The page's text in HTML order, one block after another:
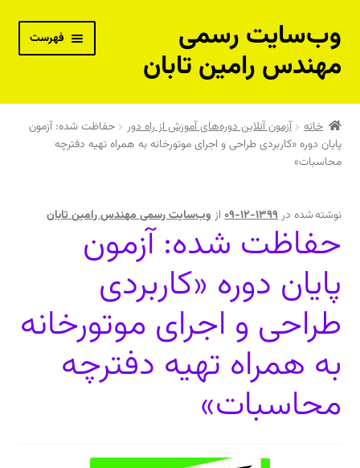
پرش
به
ناوبری
پرش
به
محتوا
وب‌سایت رسمی
مهندس رامین تابان
فهرست
بسته‌های آموزش از راه دور
پکیج جامع مهندس حرفه‌ای تاسیسات – نقدی
دوره خصوصی و مشاوره فنی با مهندس رامین تابان
کتاب‌های فنی مهندس رامین تابان
کتاب‌های فنی توصیه شده مهندس رامین تابان
فیلم‌های آموزشی رایگان
دعوت برای پروژه، تدریس و سخنرانی
خانه آزمون آنلاین دوره‌های آموزش از راه دور
حفاظت شده: آزمون
پایان دوره «کاربردی طراحی و اجرای موتورخانه به همراه تهیه دفترچه
محاسبات»
نوشته شده در1399-12-09 ازوب‌سایت رسمی مهندس رامین تابان
حفاظت شده: آزمون
پایان دوره «کاربردی
طراحی و اجرای موتورخانه
به همراه تهیه دفترچه
محاسبات»